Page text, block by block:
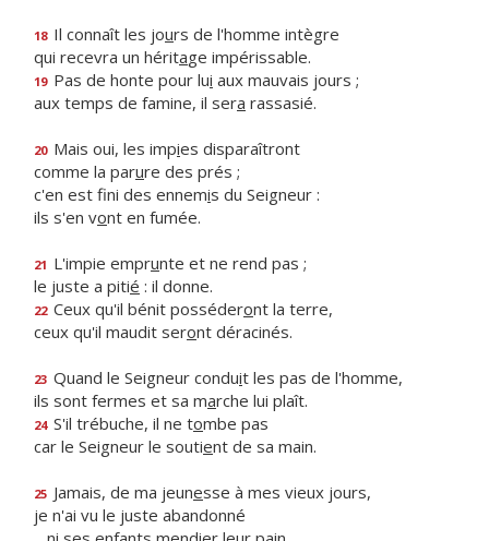
18 Il connaît les jours de l'homme intègre
qui recevra un héritage impérissable.
19 Pas de honte pour lui aux mauvais jours ;
aux temps de famine, il sera rassasié.
20 Mais oui, les impies disparaîtront
comme la parure des prés ;
c'en est fini des ennemis du Seigneur :
ils s'en vont en fumée.
21 L'impie emprunte et ne rend pas ;
le juste a pitié : il donne.
22 Ceux qu'il bénit posséderont la terre,
ceux qu'il maudit seront déracinés.
23 Quand le Seigneur conduit les pas de l'homme,
ils sont fermes et sa marche lui plaît.
24 S'il trébuche, il ne tombe pas
car le Seigneur le soutient de sa main.
25 Jamais, de ma jeunesse à mes vieux jours,
je n'ai vu le juste abandonné